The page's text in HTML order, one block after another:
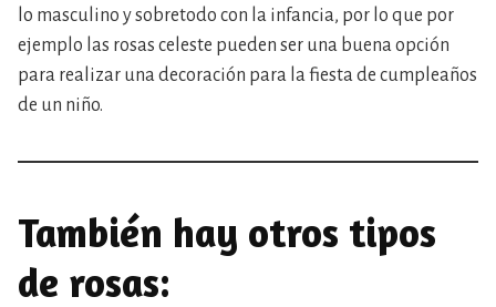
lo masculino y sobretodo con la infancia, por lo que por
ejemplo las rosas celeste pueden ser una buena opción
para realizar una decoración para la fiesta de cumpleaños
de un niño.
También hay otros tipos
de rosas: